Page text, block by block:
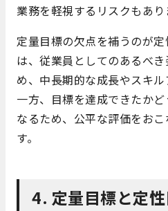
業務を軽視するリスクもあり
定量目標の欠点を補うのが
は、従業員としてのあるべ
め、中長期的な成長やスキル
一方、目標を達成できたか
なるため、公平な評価をお
す。
4. 定量目標と定